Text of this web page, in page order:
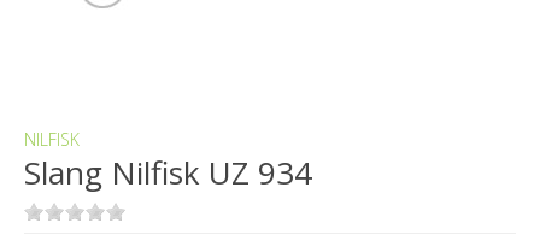
NILFISK
Slang Nilfisk UZ 934